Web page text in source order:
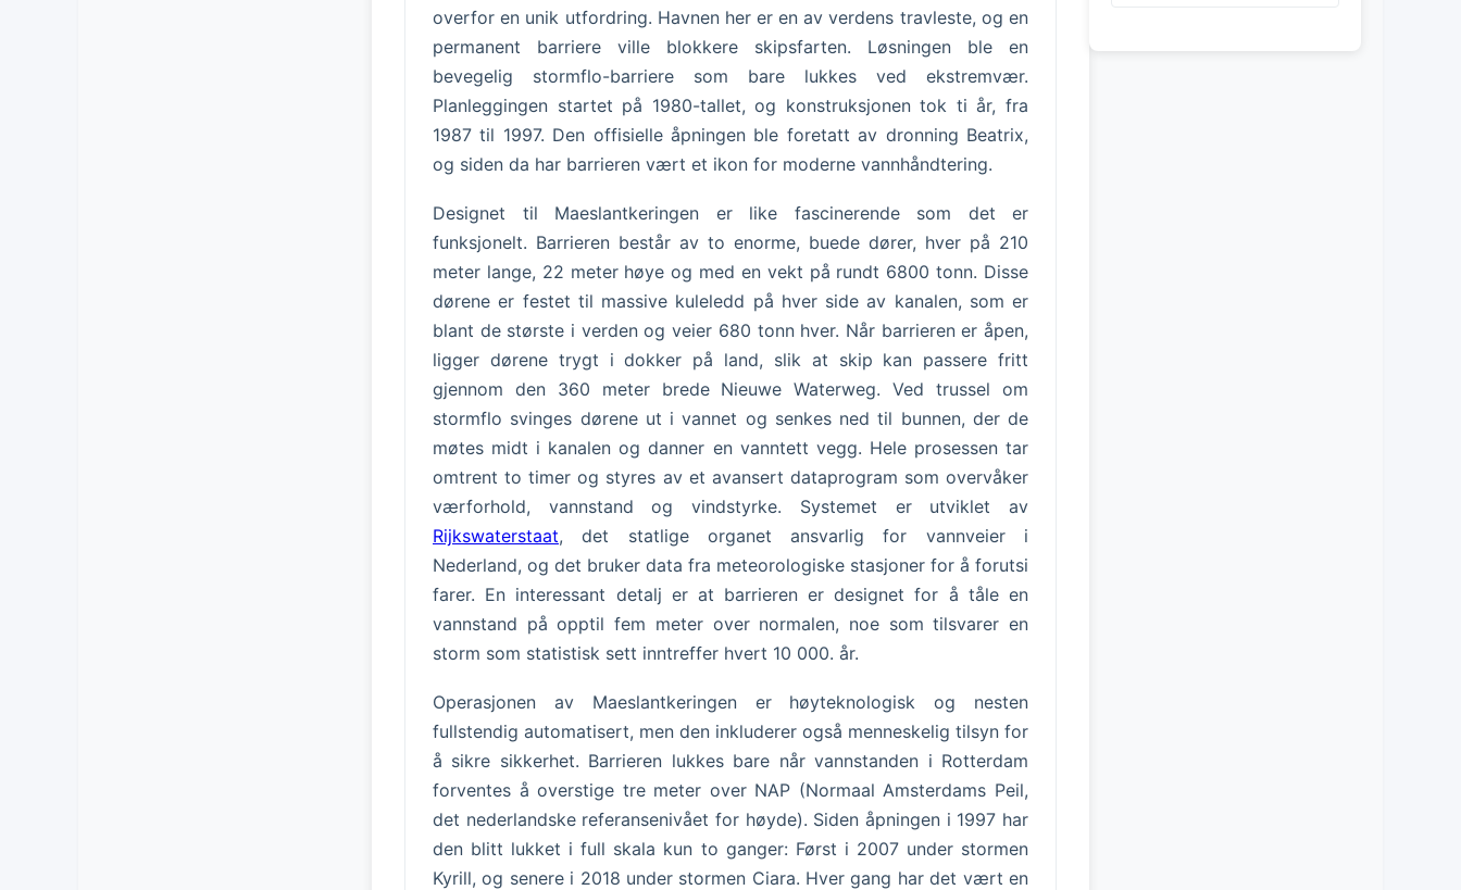
overfor en unik utfordring. Havnen her er en av verdens travleste, og en
permanent barriere ville blokkere skipsfarten. Løsningen ble en
bevegelig stormflo-barriere som bare lukkes ved ekstremvær.
Planleggingen startet på 1980-tallet, og konstruksjonen tok ti år, fra
1987 til 1997. Den offisielle åpningen ble foretatt av dronning Beatrix,
og siden da har barrieren vært et ikon for moderne vannhåndtering.
Designet til Maeslantkeringen er like fascinerende som det er
funksjonelt. Barrieren består av to enorme, buede dører, hver på 210
meter lange, 22 meter høye og med en vekt på rundt 6800 tonn. Disse
dørene er festet til massive kuleledd på hver side av kanalen, som er
blant de største i verden og veier 680 tonn hver. Når barrieren er åpen,
ligger dørene trygt i dokker på land, slik at skip kan passere fritt
gjennom den 360 meter brede Nieuwe Waterweg. Ved trussel om
stormflo svinges dørene ut i vannet og senkes ned til bunnen, der de
møtes midt i kanalen og danner en vanntett vegg. Hele prosessen tar
omtrent to timer og styres av et avansert dataprogram som overvåker
værforhold, vannstand og vindstyrke. Systemet er utviklet av
Rijkswaterstaat, det statlige organet ansvarlig for vannveier i
Nederland, og det bruker data fra meteorologiske stasjoner for å forutsi
farer. En interessant detalj er at barrieren er designet for å tåle en
vannstand på opptil fem meter over normalen, noe som tilsvarer en
storm som statistisk sett inntreffer hvert 10 000. år.
Operasjonen av Maeslantkeringen er høyteknologisk og nesten
fullstendig automatisert, men den inkluderer også menneskelig tilsyn for
å sikre sikkerhet. Barrieren lukkes bare når vannstanden i Rotterdam
forventes å overstige tre meter over NAP (Normaal Amsterdams Peil,
det nederlandske referansenivået for høyde). Siden åpningen i 1997 har
den blitt lukket i full skala kun to ganger: Først i 2007 under stormen
Kyrill, og senere i 2018 under stormen Ciara. Hver gang har det vært en